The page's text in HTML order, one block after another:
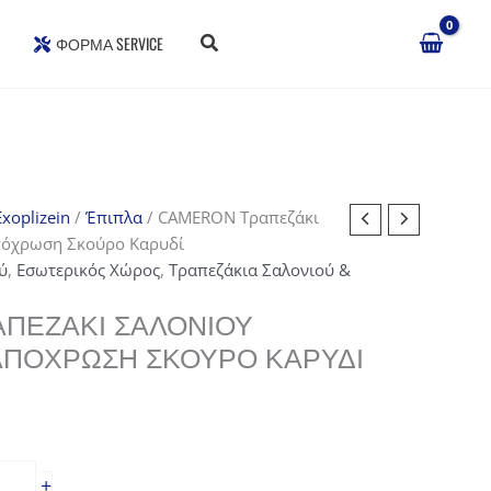
ΦΌΡΜΑ SERVICE
/ Έπιπλα/ CAMERON Τραπεζάκι
Σκούρο Καρυδί
, Εσωτερικός Χώρος, Τραπεζάκια Σαλονιού &
ΣΑΛΟΝΙΟΎ
ΣΚΟΎΡΟ ΚΑΡΥΔΊ
+